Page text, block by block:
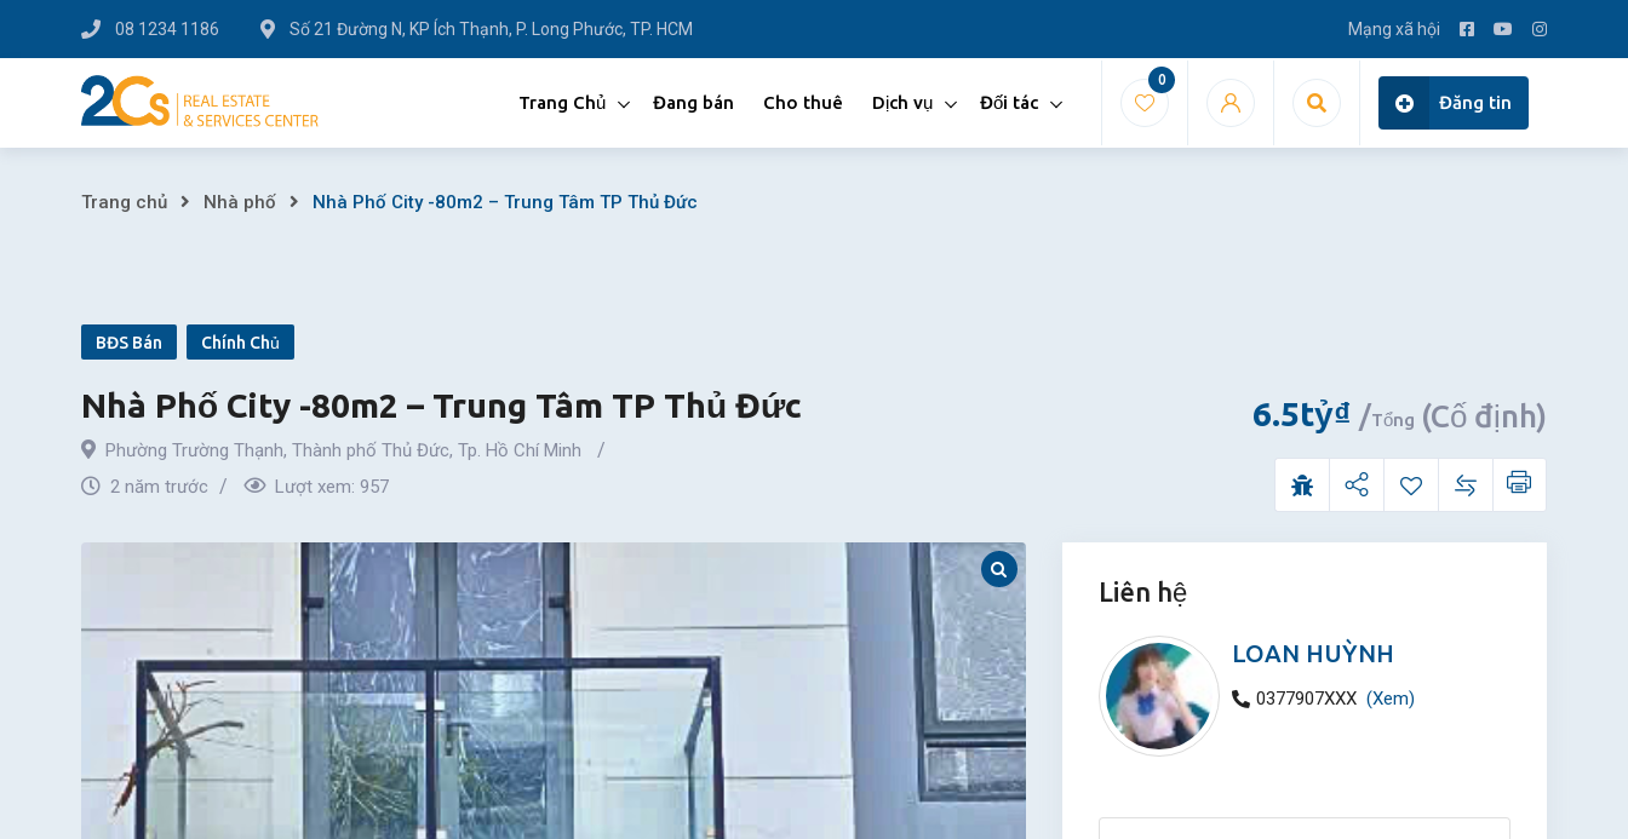
to
08 1234 1186 Số 21 Đường N, KP Ích Thạnh, P. Long Phước, TP. HCM Mạng xã hội
Trang Chủ Đang bán Cho thuê Dịch vụ Đối tác
0
Đăng tin
Nhà
-80m2
–
Trung
Đức
Trang chủ Nhà phố Nhà Phố City -80m2 – Trung Tâm TP Thủ Đức
BĐS Bán Chính Chủ
Nhà Phố City -80m2 – Trung Tâm TP Thủ Đức
Phường Trường Thạnh, Thành phố Thủ Đức, Tp. Hồ Chí Minh
2 năm trước
Lượt xem: 957
6.5tỷ₫ Tổng (Cố định)
Liên hệ
LOAN HUỲNH
0377907XXX (Xem)